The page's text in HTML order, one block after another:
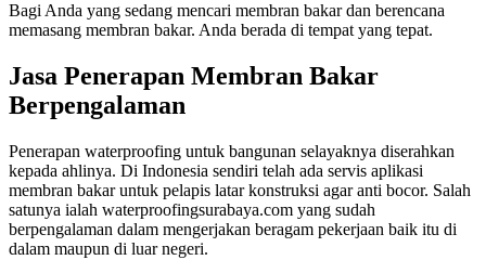
Bagi Anda yang sedang mencari membran bakar dan berencana
memasang membran bakar. Anda berada di tempat yang tepat.
Jasa Penerapan Membran Bakar
Berpengalaman
Penerapan waterproofing untuk bangunan selayaknya diserahkan
kepada ahlinya. Di Indonesia sendiri telah ada servis aplikasi
membran bakar untuk pelapis latar konstruksi agar anti bocor. Salah
satunya ialah waterproofingsurabaya.com yang sudah
berpengalaman dalam mengerjakan beragam pekerjaan baik itu di
dalam maupun di luar negeri.